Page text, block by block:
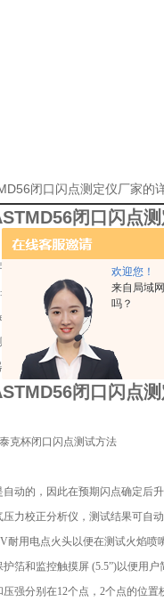
欢迎您！
来自局域
吗？
闭口闪点测定仪厂家的
闭口闪点
测量原油和石油产品（闪点在
mL 试样放置在封闭的样品
*符合 KS 2010 和ASTM D 56
试结果可自动保存和移动。因
闭口闪点
克杯闭口闪点测试方法
自动的，因此在预期闪点确定后
压力校正分析仪，测试结果可自
耐用电点火头以便在测试火焰喷
护箔和监控触摸屏 (5.5”)以便用
压强分别在12个点，2个点的位